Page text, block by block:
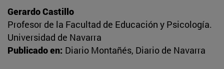
Gerardo Castillo
Profesor de la Facultad de Educación y Psicología.
Universidad de Navarra
Publicado en: Diario Montañés, Diario de Navarra